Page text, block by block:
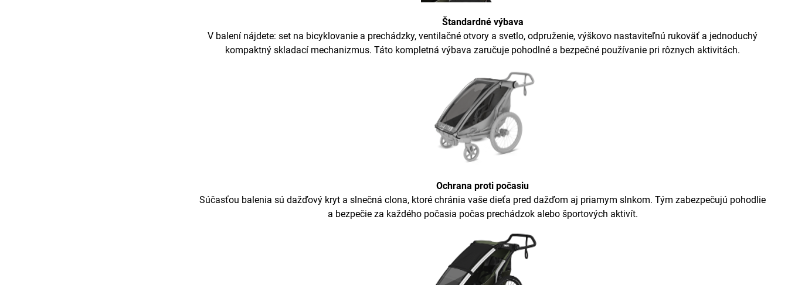
Štandardné výbava
V balení nájdete: set na bicyklovanie a prechádzky, ventilačné otvory a svetlo, odpruženie, výškovo nastaviteľnú rukoväť a jednoduchý
kompaktný skladací mechanizmus. Táto kompletná výbava zaručuje pohodlné a bezpečné používanie pri rôznych aktivitách.
Ochrana proti počasiu
Súčasťou balenia sú dažďový kryt a slnečná clona, ktoré chránia vaše dieťa pred dažďom aj priamym slnkom. Tým zabezpečujú pohodlie
a bezpečie za každého počasia počas prechádzok alebo športových aktivít.